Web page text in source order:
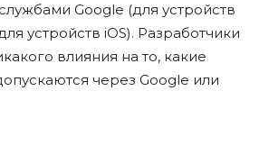
Google (для устройств
устройств iOS). Разработчики
влияния на то, какие
через Google или